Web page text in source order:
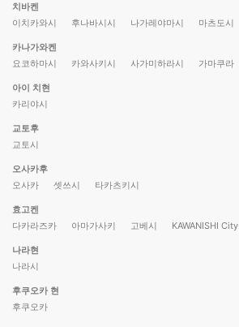
치바켄
이치카와시
후나바시시 나가레야마시 마츠도시
카나가와켄
요코하마시
카와사키시 사가미하라시 가마쿠라
아이 치현
카리야시
교토후
교토시
오사카후
오사카
셋쓰시 타카츠키시
효고켄
다카라즈카
아마가사키 고베시 KAWANISHI City
나라현
나라시
후쿠오카 현
후쿠오카